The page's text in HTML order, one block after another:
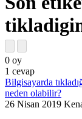
0 oy
1 cevap
Bilgisayarda
neden olabilir?
26 Nisan 2019